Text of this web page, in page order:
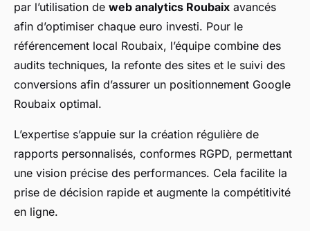
par l’utilisation de web analytics Roubaix avancés
afin d’optimiser chaque euro investi. Pour le
référencement local Roubaix, l’équipe combine des
audits techniques, la refonte des sites et le suivi des
conversions afin d’assurer un positionnement Google
Roubaix optimal.
L’expertise s’appuie sur la création régulière de
rapports personnalisés, conformes RGPD, permettant
une vision précise des performances. Cela facilite la
prise de décision rapide et augmente la compétitivité
en ligne.